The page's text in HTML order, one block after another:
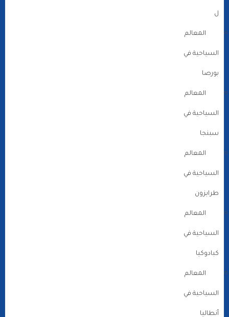
ل
المعالم
السياحية في
بورصا
المعالم
السياحية في
سبنجا
المعالم
السياحية في
طرابزون
المعالم
السياحية في
كبادوكيا
المعالم
السياحية في
أنطاليا